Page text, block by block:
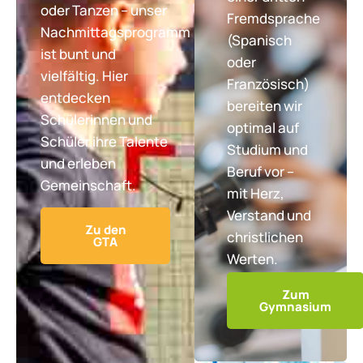
oder Tanzen – unser
Nachmittagsprogramm
ist bunt und
vielfältig. Hier
entdecken
Schülerinnen und
Schüler ihre Talente
und erleben
Gemeinschaft.
Zu den
GTA
Fremdsprache
(Spanisch
oder
Französisch)
bereiten wir
optimal auf
Studium und
Beruf vor –
mit Herz,
Verstand und
christlichen
Werten.
Zum
Gymnasium